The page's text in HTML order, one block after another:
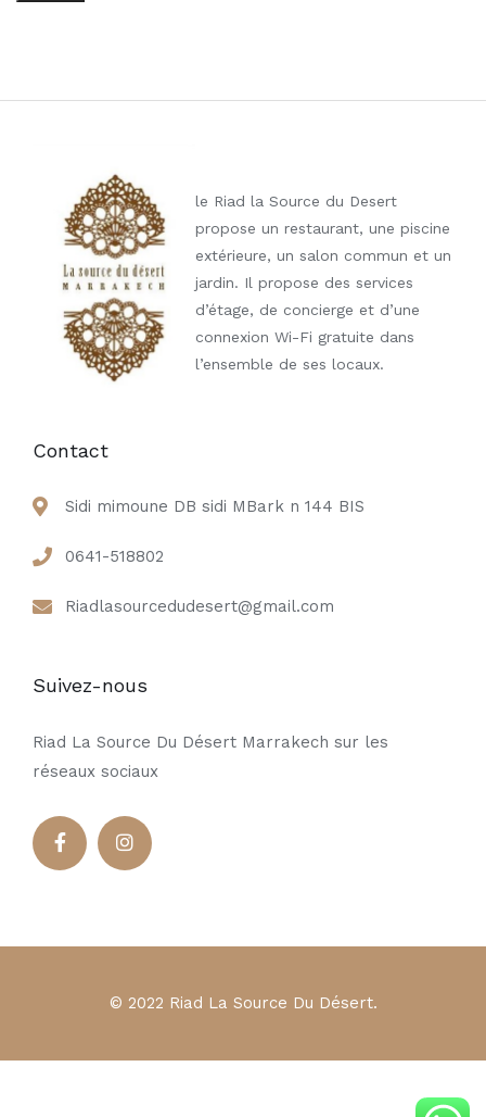
le Riad la Source du Desert
propose un restaurant, une piscine
extérieure, un salon commun et un
jardin. Il propose des services
d’étage, de concierge et d’une
connexion Wi-Fi gratuite dans
l’ensemble de ses locaux.
Contact
Sidi mimoune DB sidi MBark n 144 BIS
0641-518802
Riadlasourcedudesert@gmail.com
Suivez-nous
Riad La Source Du Désert Marrakech sur les
réseaux sociaux
© 2022 Riad La Source Du Désert.